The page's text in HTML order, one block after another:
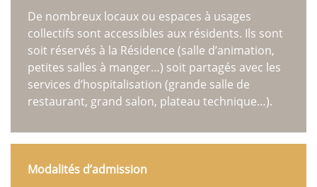
Tarifs et Aides Financières
Qualité, Usagers
Prévention santé
Ateliers prévention des chutes
Présentation et programme
Actualité & Presse
Galerie photos
Présentation et programme
Actualité & Presse
Galerie photos
De nombreux locaux ou espaces à usages
collectifs sont accessibles aux résidents. Ils sont
soit réservés à la Résidence (salle d’animation,
petites salles à manger…) soit partagés avec les
services d’hospitalisation (grande salle de
restaurant, grand salon, plateau technique…).
Modalités d’admission